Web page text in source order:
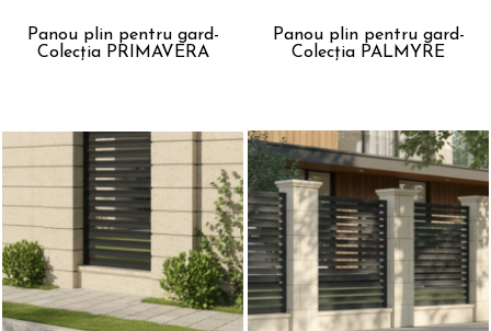
Panou plin pentru gard-
Colecția PRIMAVERA
Panou plin pentru gard-
Colecția PALMYRE